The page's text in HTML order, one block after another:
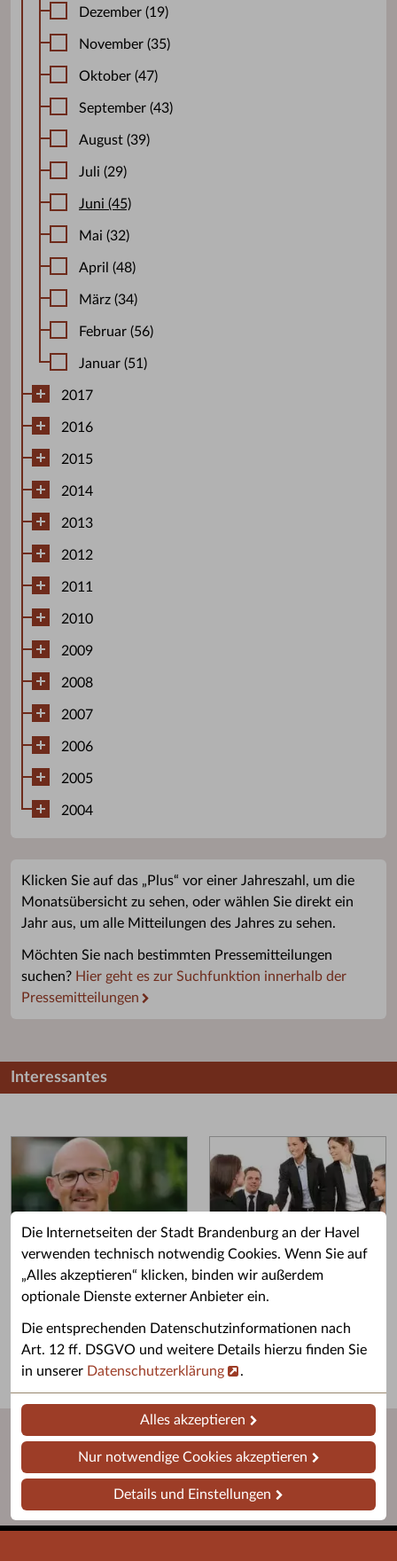
Die Internetseiten der Stadt Brandenburg an der Havel
verwenden technisch notwendig Cookies. Wenn Sie auf
„Alles akzeptieren“ klicken, binden wir außerdem
optionale Dienste externer Anbieter ein.
Die entsprechenden Datenschutzinformationen nach
Art. 12 ff. DSGVO und weitere Details hierzu finden Sie
in unserer Datenschutzerklärung .
Alles akzeptieren
Nur notwendige Cookies akzeptieren
Details und Einstellungen
Dezember (19)
November (35)
Oktober (47)
September (43)
August (39)
Juli (29)
Juni (45)
Mai (32)
April (48)
März (34)
Februar (56)
Januar (51)
2017
2016
2015
2014
2013
2012
2011
2010
2009
2008
2007
2006
2005
2004
Klicken Sie auf das „Plus“ vor einer Jahreszahl, um die
Monatsübersicht zu sehen, oder wählen Sie direkt ein
Jahr aus, um alle Mitteilungen des Jahres zu sehen.
Möchten Sie nach bestimmten Pressemitteilungen
suchen? Hier geht es zur Suchfunktion innerhalb der
Pressemitteilungen
Interessantes
Grußwort des OB
Grußwort von Daniel Keip.
Stellenangebote
Stadtverwaltung.